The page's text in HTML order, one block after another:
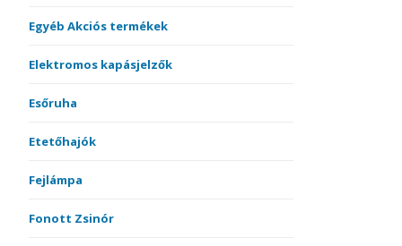
Egyéb Akciós termékek
Elektromos kapásjelzők
Esőruha
Etetőhajók
Fejlámpa
Fonott Zsinór